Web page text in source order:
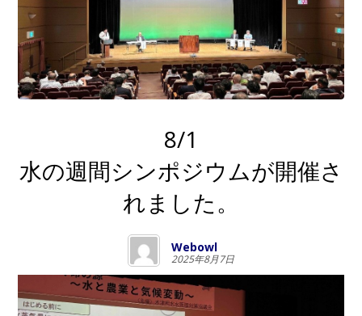
8/1
水の週間シンポジウムが開催さ
れました。
Webowl
2025年8月7日